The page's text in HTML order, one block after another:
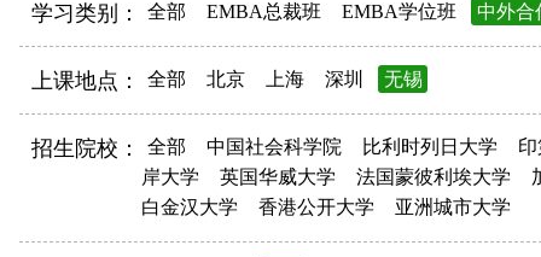
学习类别： 全部 EMBA总裁班 EMBA学位班 中外合
上课地点： 全部 北京 上海 深圳 无锡
招生院校： 全部 中国社会科学院 比利时列日大学
岸大学
英国华威大学 法国蒙彼利埃大学
白金汉大学
香港公开大学 亚洲城市大学